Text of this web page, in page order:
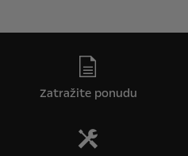
Zatražite ponudu